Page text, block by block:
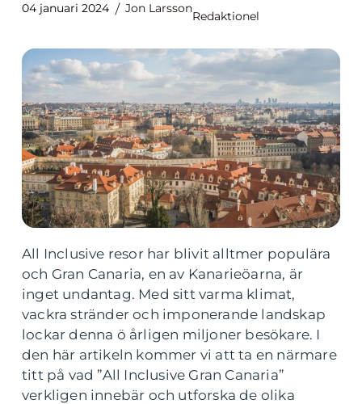
04 januari 2024 Jon Larsson
Redaktionel
All Inclusive resor har blivit alltmer populära
och Gran Canaria, en av Kanarieöarna, är
inget undantag. Med sitt varma klimat,
vackra stränder och imponerande landskap
lockar denna ö årligen miljoner besökare. I
den här artikeln kommer vi att ta en närmare
titt på vad ”All Inclusive Gran Canaria”
verkligen innebär och utforska de olika